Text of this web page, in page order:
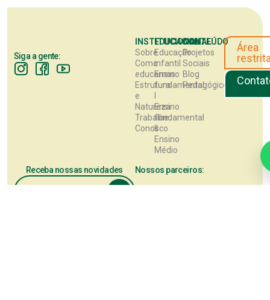
Siga a gente:
INSTITUCIONAL
Sobre
Como
educamos
Estrutura
e
Natureza
Trabalhe
Conosco
EDUCACIONAL
Educação
infantil
Ensino
fundamental
Ensino
fundamental
II
Ensino
Médio
CONTEÚDO
Blog
Pedagógico
Projetos
Sociais
Área
Receba nossas novidades Nossos parceiros: